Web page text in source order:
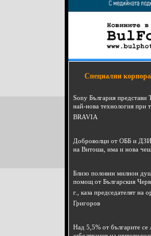
Специални
Sony България представи
най-нова технология при
BRAVIA
Доброволци от ОББ и ДЗИ
на Витоша, има и нова
Близо половин милион
помощ от Българския
г., каза председателят на
Григоров
Над 5,5% от българите се